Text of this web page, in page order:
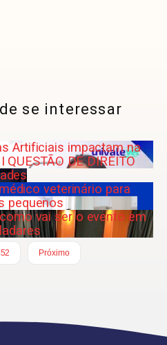
se interessar
Artificiais impactam na
DE DIREITO
veterinário para
pequenos
vai ser o evento em
Próximo